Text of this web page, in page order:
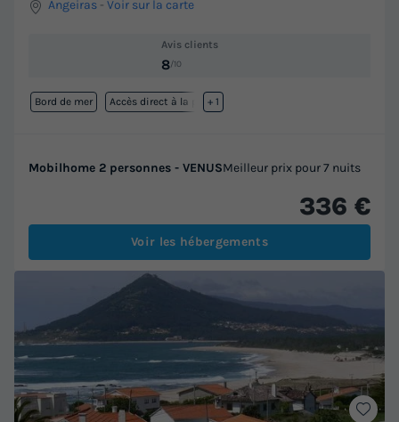
Angeiras -Voir sur la carte
Avis clients
8/10
Bord de mer Accès direct à la plage
+ 1
Mobilhome 2 personnes - VENUSMeilleur prix pour 7 nuits
336 €
Voir les hébergements